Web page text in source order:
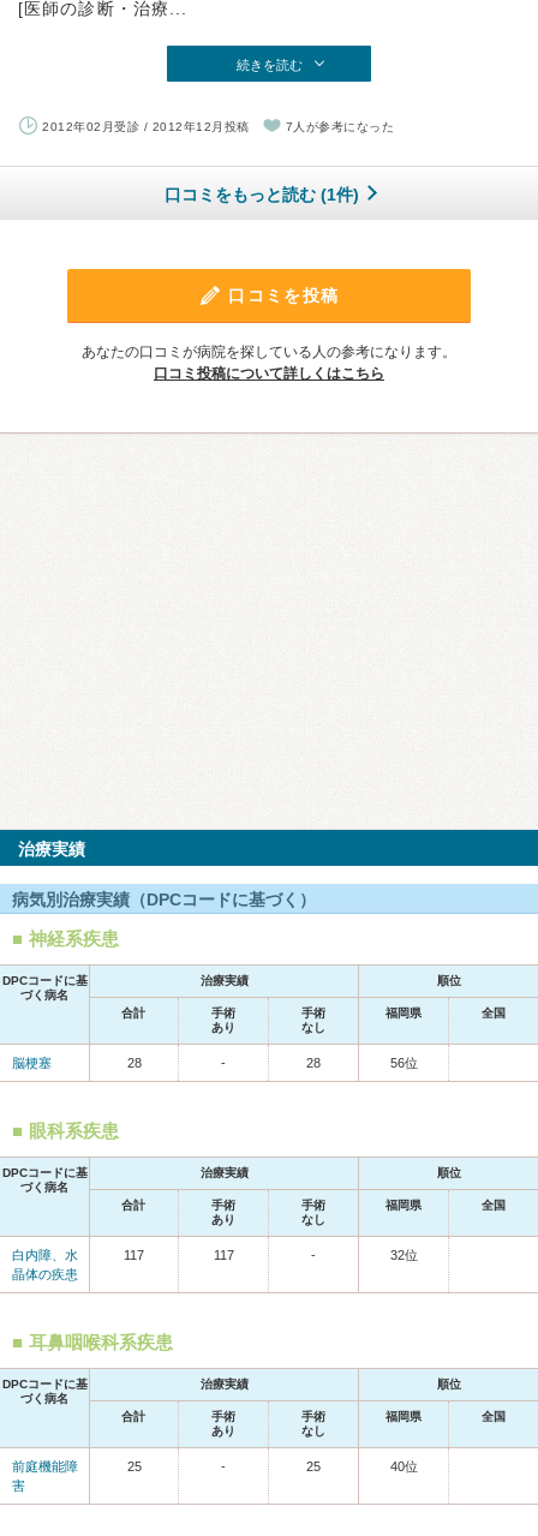
[医師の診断・治療...
続きを読む
2012年02月受診 / 2012年12月投稿 7人が参考になった
口コミをもっと読む (1件)
口コミを投稿
あなたの口コミが病院を探している人の参考になります。
口コミ投稿について詳しくはこちら
治療実績
病気別治療実績（DPCコードに基づく）
神経系疾患
DPCコードに基
づく病名
治療実績 順位
合計
手術
あり
手術
なし
福岡県 全国
脳梗塞 28 - 28 56位
眼科系疾患
DPCコードに基
づく病名
治療実績 順位
合計
手術
あり
手術
なし
福岡県 全国
白内障、水
晶体の疾患
117 117 - 32位
耳鼻咽喉科系疾患
DPCコードに基
づく病名
治療実績 順位
合計
手術
あり
手術
なし
福岡県 全国
前庭機能障
害
25 - 25 40位